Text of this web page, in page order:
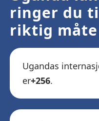
ringer du
riktig måte
Ugandas
er+256.